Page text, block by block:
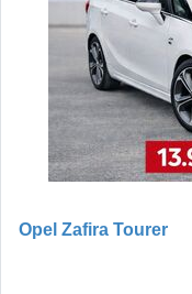
Opel Zafira Tourer